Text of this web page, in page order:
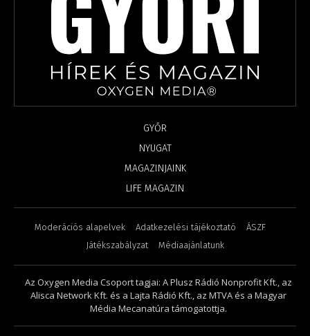
GYŐR
NYUGAT
MAGAZINJAINK
LIFE MAGAZIN
Moderációs alapelvek Adatkezelési tájékoztató
ÁSZF
Játékszabályzat
Médiaajánlatunk
Az Oxygen Media Csoport tagjai: A Plusz Rádió Nonprofit Kft., az
Alisca Network Kft. és a Lajta Rádió Kft., az MTVA és a Magyar
Média Mecanatúra támogatottja.